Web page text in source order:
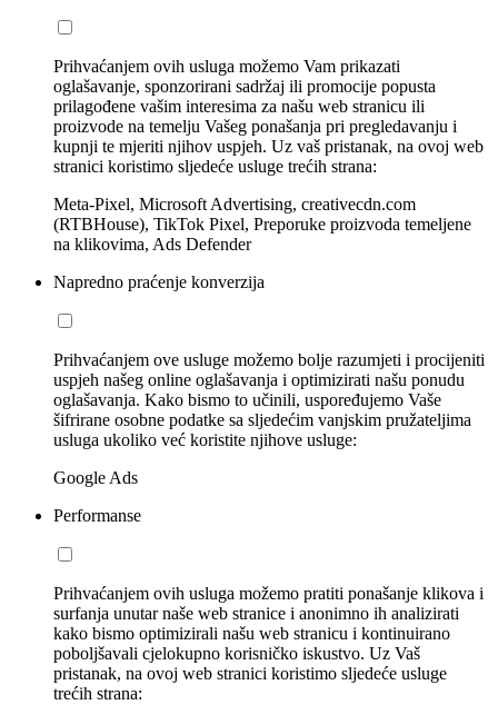
Prihvaćanjem ovih usluga možemo Vam prikazati
oglašavanje, sponzorirani sadržaj ili promocije popusta
prilagođene vašim interesima za našu web stranicu ili
proizvode na temelju Vašeg ponašanja pri pregledavanju i
kupnji te mjeriti njihov uspjeh. Uz vaš pristanak, na ovoj web
stranici koristimo sljedeće usluge trećih strana:
Meta-Pixel, Microsoft Advertising, creativecdn.com
(RTBHouse), TikTok Pixel, Preporuke proizvoda temeljene
na klikovima, Ads Defender
Napredno praćenje konverzija
Prihvaćanjem ove usluge možemo bolje razumjeti i procijeniti
uspjeh našeg online oglašavanja i optimizirati našu ponudu
oglašavanja. Kako bismo to učinili, uspoređujemo Vaše
šifrirane osobne podatke sa sljedećim vanjskim pružateljima
usluga ukoliko već koristite njihove usluge:
Google Ads
Performanse
Prihvaćanjem ovih usluga možemo pratiti ponašanje klikova i
surfanja unutar naše web stranice i anonimno ih analizirati
kako bismo optimizirali našu web stranicu i kontinuirano
poboljšavali cjelokupno korisničko iskustvo. Uz Vaš
pristanak, na ovoj web stranici koristimo sljedeće usluge
trećih strana: